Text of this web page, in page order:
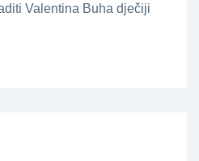
Valentina Buha dječiji